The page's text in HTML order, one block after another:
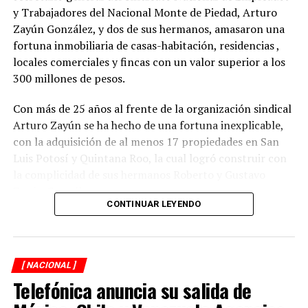
“Esta vacuna está autorizada y en uso en Estados
Unidos, y algunas de las exploraciones que se han hecho,
respecto al apoyo, colaboración que pudiera venir el
Gobierno de Estados Unidos, que ha sido motivo de
convesaciones entre el propio presidente López
Obrador y la Vicepresidenta Kamala Harris, podrían
incluir la posibilidad de que el apoyo fuera con la vacuna
Johnson & Johnson”.
RELATED TOPICS:
Sube dólar a $20.43 entre datos económicos de EU
y Trabajadores del Nacional Monte de Piedad, Arturo
Zayún González, y dos de sus hermanos, amasaron una
fortuna inmobiliaria de casas-habitación, residencias ,
locales comerciales y fincas con un valor superior a los
300 millones de pesos.
Con más de 25 años al frente de la organización sindical
Arturo Zayún se ha hecho de una fortuna inexplicable,
con la adquisición de al menos 17 propiedades en San
Luis Potosí y Quintana Roo, la cual logró construir con
Zayún González.
descubrió que el líder gremial adquirió su red
inmobiliaria, en la mayoría de los casos, con pagos
realizados en efectivo y con una valuación menor del
verdadero costo de las propiedades que hoy forman
parte del patrimonio del Clan Zayún y que constituyen
CONTINUAR LEYENDO
[ NACIONAL ]
Telefónica anuncia su salida de